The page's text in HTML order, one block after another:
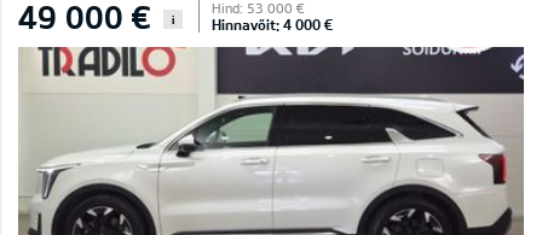
49 000 € i
Hind: 53 000 €
Hinnavõit: 4 000 €